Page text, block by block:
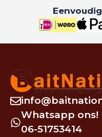
Whatsapp ons!
06-51753414